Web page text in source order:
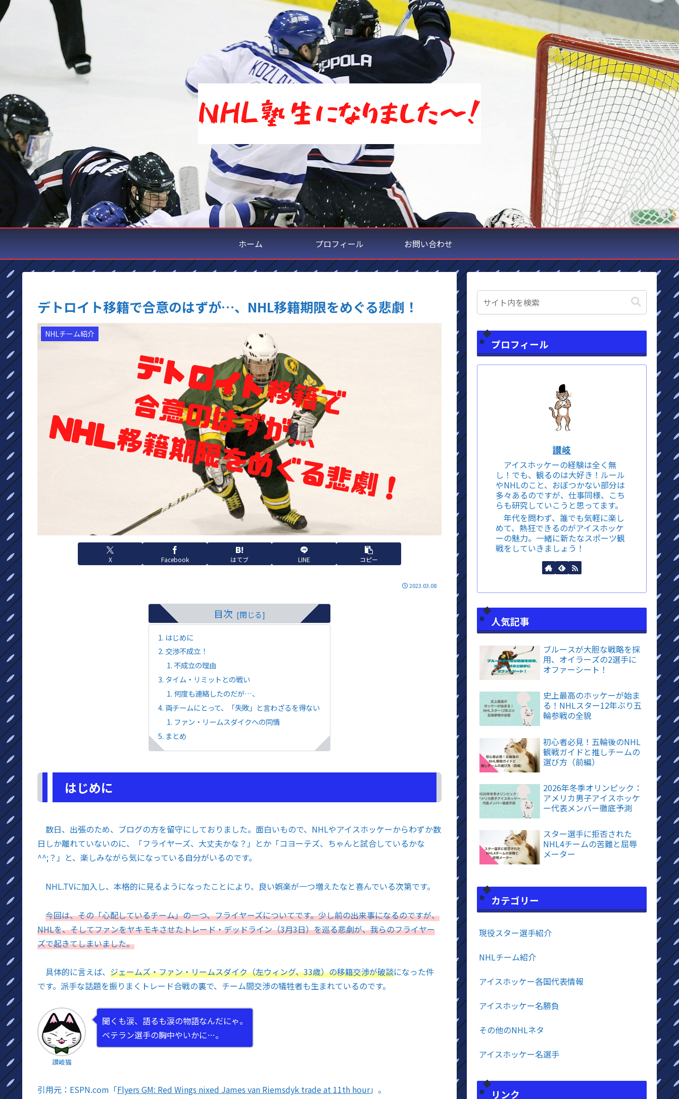
ホーム プロフィール お問い合わせ
デトロイト移籍で合意のはずが…、NHL移籍期限をめぐる悲劇！
NHLチーム紹介
X Facebook はてブ LINE コピー
2023.03.08
目次
はじめに
交渉不成立！
不成立の理由
タイム・リミットとの戦い
何度も連絡したのだが…、
両チームにとって、「失敗」と言わざるを得ない
ファン・リームスダイクへの同情
まとめ
はじめに
数日、出張のため、ブログの方を留守にしておりました。面白いもので、NHLやアイスホッケーからわずか数
日しか離れていないのに、「フライヤーズ、大丈夫かな？」とか「コヨーテズ、ちゃんと試合しているかな
^^;？」と、楽しみながら気になっている自分がいるのです。
NHL.TVに加入し、本格的に見るようになったことにより、良い娯楽が一つ増えたなと喜んでいる次第です。
今回は、その「心配しているチーム」の一つ、フライヤーズについてです。少し前の出来事になるのですが、
NHLを、そしてファンをヤキモキさせたトレード・デッドライン（3月3日）を巡る悲劇が、我らのフライヤー
ズで起きてしまいました。
具体的に言えば、 ジェームズ・ファン・リームスダイク（左ウィング、33歳）の移籍交渉が破談になった件
です。派手な話題を振りまくトレード合戦の裏で、チーム間交渉の犠牲者も生まれているのです。
讃岐猫
聞くも涙、語るも涙の物語なんだにゃ。
ベテラン選手の胸中やいかに…。
引用元：ESPN.com「Flyers GM: Red Wings nixed James van Riemsdyk trade at 11th hour」。
プロフィール
讃岐
アイスホッケーの経験は全く無
し！でも、観るのは大好き！ルール
やNHLのこと、おぼつかない部分は
多々あるのですが、仕事同様、こち
らも研究していこうと思ってます。
年代を問わず、誰でも気軽に楽し
めて、熱狂できるのがアイスホッケ
ーの魅力。一緒に新たなスポーツ観
戦をしていきましょう！
人気記事
ブルースが大胆な戦略を採
用、オイラーズの2選手に
オファーシート！
史上最高のホッケーが始ま
る！NHLスター12年ぶり五
輪参戦の全貌
初心者必見！五輪後のNHL
観戦ガイドと推しチームの
選び方（前編）
2026年冬季オリンピック：
アメリカ男子アイスホッケ
ー代表メンバー徹底予測
スター選手に拒否された
NHL4チームの苦難と屈辱
メーター
カテゴリー
現役スター選手紹介
NHLチーム紹介
アイスホッケー各国代表情報
アイスホッケー名勝負
その他のNHLネタ
アイスホッケー名選手
リンク